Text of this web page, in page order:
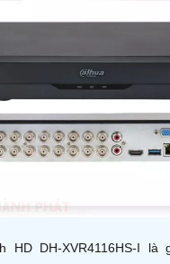
HD DH-XVR4116HS-I là